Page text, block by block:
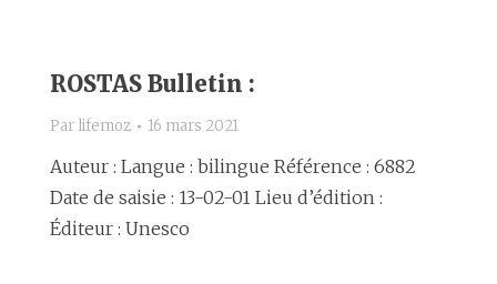
ROSTAS Bulletin :
Par lifemoz 16 mars 2021
Auteur : Langue : bilingue Référence : 6882
Date de saisie : 13-02-01 Lieu d’édition :
Éditeur : Unesco